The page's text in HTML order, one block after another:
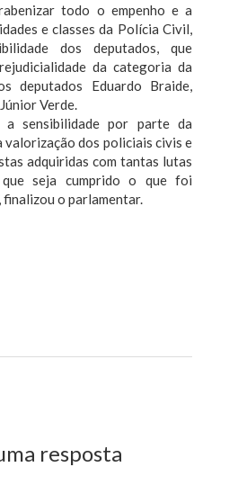
todo o empenho e a
e classes da Polícia Civil,
dos deputados, que
da categoria da
deputados Eduardo Braide,
Verde.
a sensibilidade por parte da
valorização dos policiais civis e
adquiridas com tantas lutas
seja cumprido o que foi
o parlamentar.
resposta